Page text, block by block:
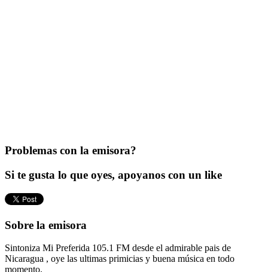
Problemas con la emisora?
Si te gusta lo que oyes, apoyanos con un like
Sobre la emisora
Sintoniza Mi Preferida 105.1 FM desde el admirable pais de
Nicaragua , oye las ultimas primicias y buena música en todo
momento.